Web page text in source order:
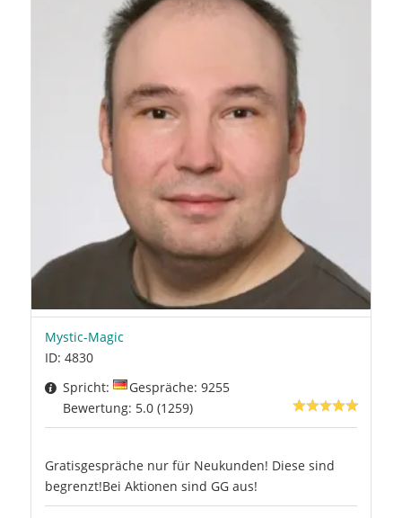
Mystic-Magic
ID: 4830
Spricht:
Gespräche: 9255
Bewertung: 5.0 (1259)
Gratisgespräche nur für Neukunden! Diese sind
begrenzt!Bei Aktionen sind GG aus!